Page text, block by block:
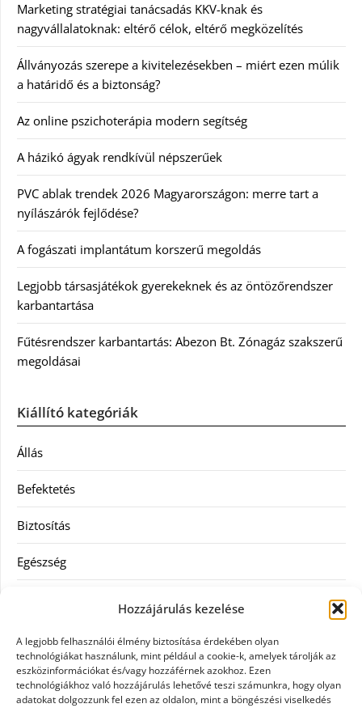
Hozzájárulás kezelése
A legjobb felhasználói élmény biztosítása érdekében olyan
technológiákat használunk, mint például a cookie-k, amelyek tárolják az
eszközinformációkat és/vagy hozzáférnek azokhoz. Ezen
technológiákhoz való hozzájárulás lehetővé teszi számunkra, hogy olyan
adatokat dolgozzunk fel ezen az oldalon, mint a böngészési viselkedés
Marketing stratégiai tanácsadás KKV-knak és
nagyvállalatoknak: eltérő célok, eltérő megközelítés
Állványozás szerepe a kivitelezésekben – miért ezen múlik
a határidő és a biztonság?
Az online pszichoterápia modern segítség
A házikó ágyak rendkívül népszerűek
PVC ablak trendek 2026 Magyarországon: merre tart a
nyílászárók fejlődése?
A fogászati implantátum korszerű megoldás
Legjobb társasjátékok gyerekeknek és az öntözőrendszer
karbantartása
Fűtésrendszer karbantartás: Abezon Bt. Zónagáz szakszerű
megoldásai
Kiállító kategóriák
Állás
Befektetés
Biztosítás
Egészség
Ingatlan
Művészetek és szórakozás